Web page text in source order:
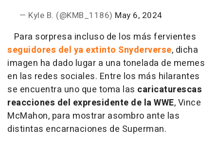
— Kyle B. (@KMB_1186) May 6, 2024
Para sorpresa incluso de los más fervientes
seguidores del ya extinto Snyderverse, dicha
imagen ha dado lugar a una tonelada de memes
en las redes sociales. Entre los más hilarantes
se encuentra uno que toma las caricaturescas
reacciones del expresidente de la WWE, Vince
McMahon, para mostrar asombro ante las
distintas encarnaciones de Superman.